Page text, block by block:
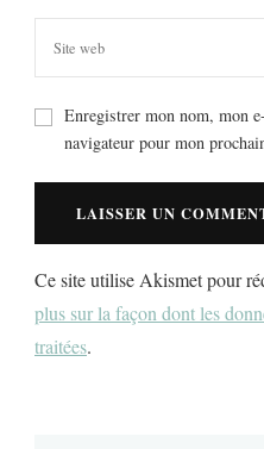
Enregistrer mon nom, mon
navigateur pour mon
Ce site utilise Akismet pour
plus sur la façon dont les
traitées.